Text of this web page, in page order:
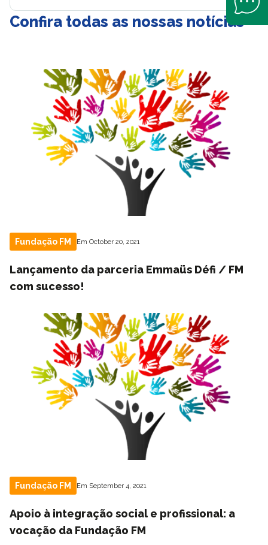
Confira todas as nossas notícias
Fundação FM Em October 20, 2021
Lançamento da parceria Emmaüs Défi / FM
com sucesso!
Fundação FM Em September 4, 2021
Apoio à integração social e profissional: a
vocação da Fundação FM